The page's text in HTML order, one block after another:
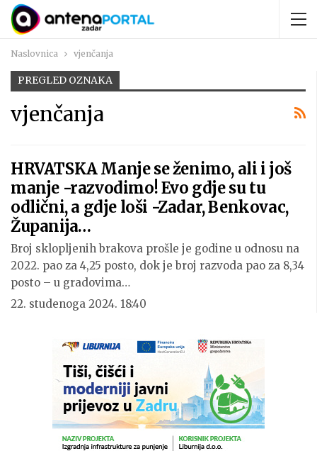
Naslovnica vjenčanja
PREGLED OZNAKA
vjenčanja
HRVATSKA Manje se ženimo, ali i još
manje -razvodimo! Evo gdje su tu
odlični, a gdje loši -Zadar, Benkovac,
Županija…
Broj sklopljenih brakova prošle je godine u odnosu na
2022. pao za 4,25 posto, dok je broj razvoda pao za 8,34
posto – u gradovima…
22. studenoga 2024. 18:40